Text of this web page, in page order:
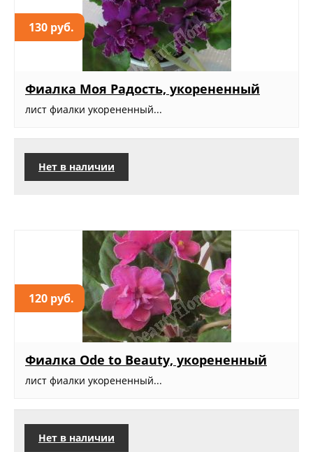
130 руб.
Фиалка Моя Радость, укорененный
лист фиалки укорененный...
Нет в наличии
120 руб.
Фиалка Ode to Beauty, укорененный
лист фиалки укорененный...
Нет в наличии